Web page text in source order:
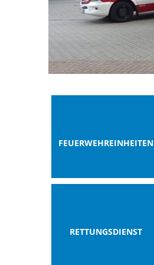
FEUERWEHREINHEITEN
RETTUNGSDIENST